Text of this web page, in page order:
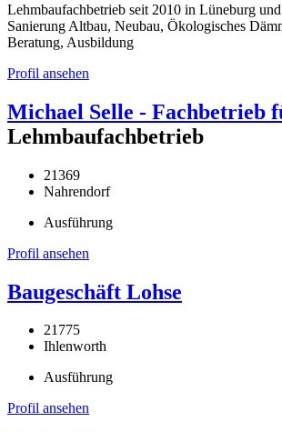
Lehmbaufachbetrieb seit 2010 in Lüneburg
Sanierung Altbau, Neubau, Ökologisches
Beratung, Ausbildung
Profil ansehen
Michael Selle - Fachbetrieb
Lehmbaufachbetrieb
21369
Nahrendorf
Ausführung
Profil ansehen
Baugeschäft Lohse
21775
Ihlenworth
Ausführung
Profil ansehen